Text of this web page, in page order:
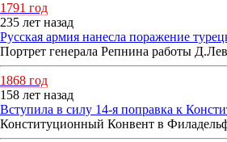
1791 год
235 лет назад
Русская армия нанесла поражение
Портрет генерала Репнина работы
1868 год
158 лет назад
Вступила в силу 14-я поправка к
Конституционный Конвент в